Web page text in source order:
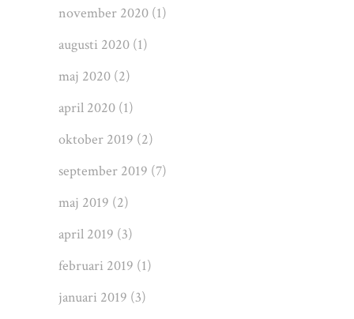
november 2020 (1)
augusti 2020 (1)
maj 2020 (2)
april 2020 (1)
oktober 2019 (2)
september 2019 (7)
maj 2019 (2)
april 2019 (3)
februari 2019 (1)
januari 2019 (3)